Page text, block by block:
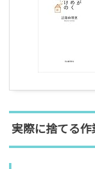
実際に捨てる作